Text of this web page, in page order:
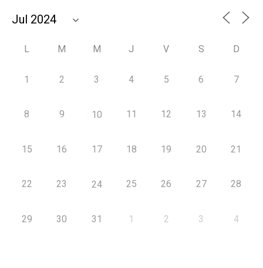
L M M J V S D
1 2 3 4 5 6 7
8 9 10 11 12 13 14
15 16 17 18 19 20 21
22 23 24 25 26 27 28
29 30 31 1 2 3 4